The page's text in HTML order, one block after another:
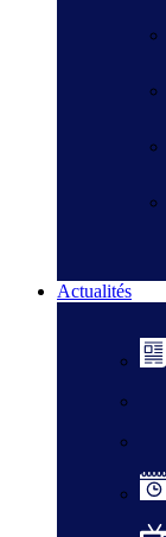
Actualités